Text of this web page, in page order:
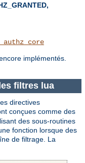
implémentés.
filtres lua
directives
conçues comme des
des sous-routines
fonction lorsque des
de filtrage. La